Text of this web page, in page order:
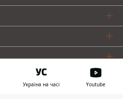
Україна на часі Youtube